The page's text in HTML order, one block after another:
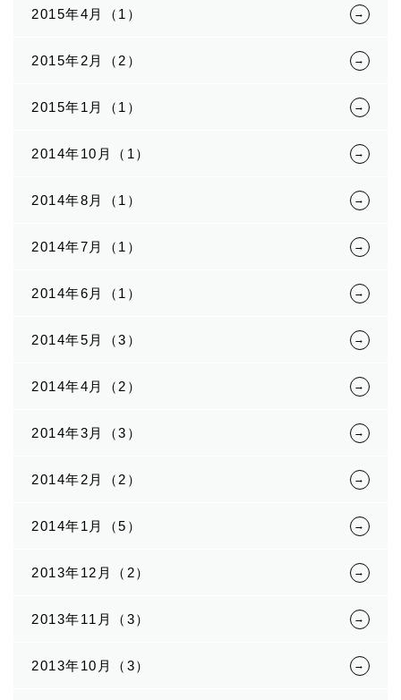
2015年4月（1）
2015年2月（2）
2015年1月（1）
2014年10月（1）
2014年8月（1）
2014年7月（1）
2014年6月（1）
2014年5月（3）
2014年4月（2）
2014年3月（3）
2014年2月（2）
2014年1月（5）
2013年12月（2）
2013年11月（3）
2013年10月（3）